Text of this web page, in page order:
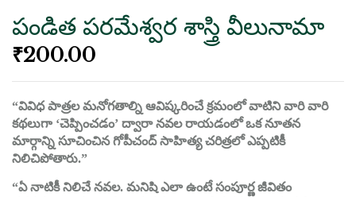
పండిత పరమేశ్వర శాస్త్రి వీలునామా
₹200.00
“వివిధ పాత్రల మనోగతాల్ని ఆవిష్కరించే క్రమంలో వాటిని వారి వారి
కథలుగా ‘చెప్పించడం’ ద్వారా నవల రాయడంలో ఒక నూతన
మార్గాన్ని సూచించిన గోపీచంద్ సాహిత్య చరిత్రలో ఎప్పటికీ
నిలిచిపోతారు.”
“ఏ నాటికీ నిలిచే నవల. మనిషి ఎలా ఉంటే సంపూర్ణ జీవితం